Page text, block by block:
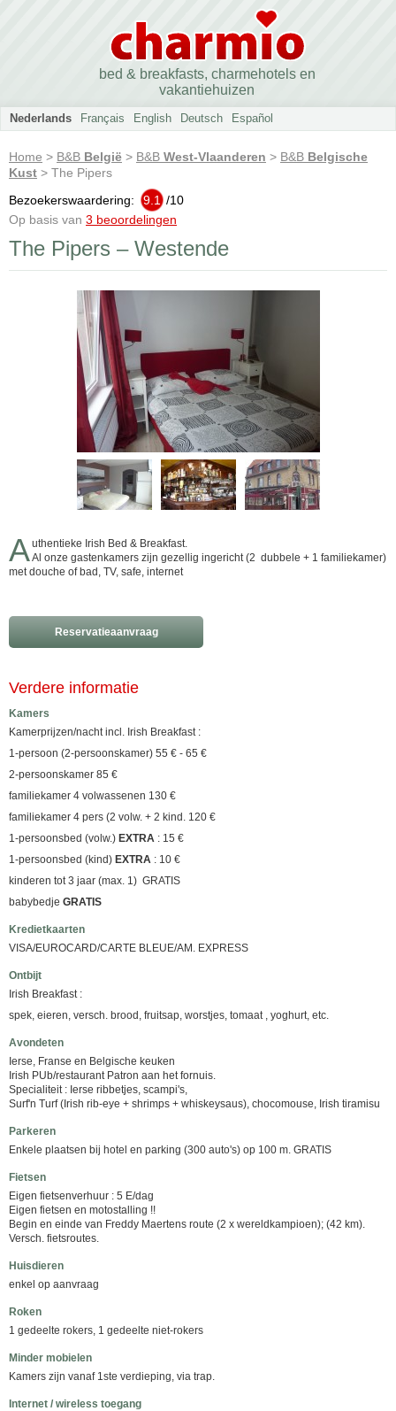
bed & breakfasts, charmehotels en
vakantiehuizen
Nederlands Français English Deutsch Español
Home > B&B België > B&B West-Vlaanderen > B&B Belgische
Kust > The Pipers
Bezoekerswaardering:
9.1 /10
Op basis van 3 beoordelingen
The Pipers – Westende
Authentieke Irish Bed & Breakfast.
Al onze gastenkamers zijn gezellig ingericht (2 dubbele + 1 familiekamer)
met douche of bad, TV, safe, internet
Reservatieaanvraag
Verdere informatie
Kamers
Kamerprijzen/nacht incl. Irish Breakfast :
1-persoon (2-persoonskamer) 55 € - 65 €
2-persoonskamer 85 €
familiekamer 4 volwassenen 130 €
familiekamer 4 pers (2 volw. + 2 kind. 120 €
1-persoonsbed (volw.) EXTRA : 15 €
1-persoonsbed (kind) EXTRA : 10 €
kinderen tot 3 jaar (max. 1) GRATIS
babybedje GRATIS
Kredietkaarten
VISA/EUROCARD/CARTE BLEUE/AM. EXPRESS
Ontbijt
Irish Breakfast :
spek, eieren, versch. brood, fruitsap, worstjes, tomaat , yoghurt, etc.
Avondeten
Ierse, Franse en Belgische keuken
Irish PUb/restaurant Patron aan het fornuis.
Specialiteit : Ierse ribbetjes, scampi's,
Surf'n Turf (Irish rib-eye + shrimps + whiskeysaus), chocomouse, Irish tiramisu
Parkeren
Enkele plaatsen bij hotel en parking (300 auto's) op 100 m. GRATIS
Fietsen
Eigen fietsenverhuur : 5 E/dag
Eigen fietsen en motostalling !!
Begin en einde van Freddy Maertens route (2 x wereldkampioen); (42 km).
Versch. fietsroutes.
Huisdieren
enkel op aanvraag
Roken
1 gedeelte rokers, 1 gedeelte niet-rokers
Minder mobielen
Kamers zijn vanaf 1ste verdieping, via trap.
Internet / wireless toegang